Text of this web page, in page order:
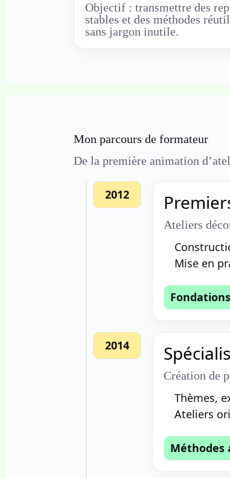
Objectif : transmettre des
stables et des méthodes
sans jargon inutile.
Mon parcours de formateur
De la première animation
2012
Ateliers
Mise en
2014
Création de
Thèmes,
Ateliers
Méthodes